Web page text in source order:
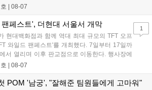
인 자격으로 참가하는 독특한 대회 구조를 가지며, 누
는 이번 행사는 신규 세트 체험과 공연 등 다양한 즐길
, 이후 현대백화점 판교점에서도 행사가 이어질 예정입
라스베이거스 오픈이 개최됩니다....
| 08-07
페스트', 더현대 서울서 개막
현대백화점과 함께 역대 최대 규모의 TFT 오프
와일드 팬페스트'를 개최했다. 7일부터 17일까
서 열리며 이후 판교점으로 이동한다. 행사장에
무대 존이 마련됐으며 8일 오후 2시 인비테이셔
일정이 준비되어 있다. 사전 예약은 조기 마감될
| 08-07
1
POM '남궁', "잘해준 팀원들에게 고마워"